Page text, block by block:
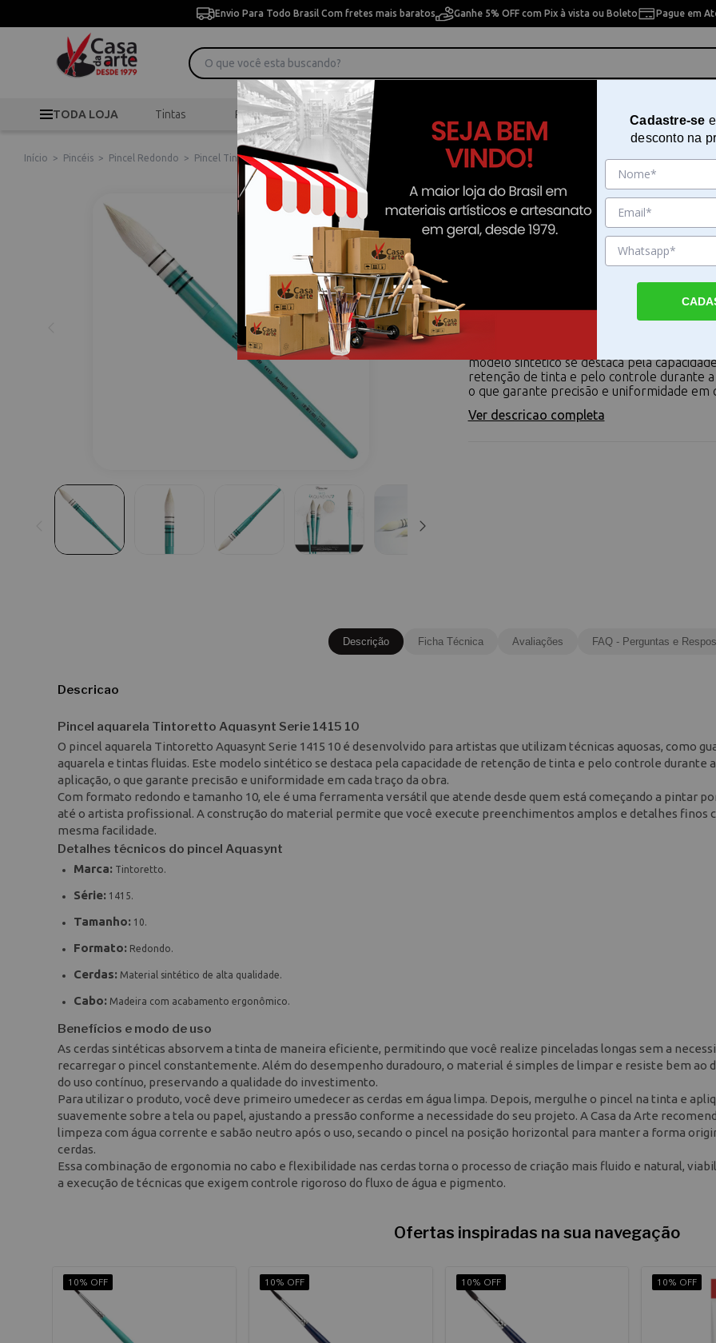
Envio Para Todo Brasil Com fretes mais baratos Ganhe 5% OFF com Pix à vista ou Boleto Pague em
TODA LOJA Tintas Pincéis Desenho Pintura
Início > Pincéis > Pincel Redondo > Pincel Tintoretto Aquasynt Serie 1415 10
Pincel Tintoretto Aquasynt Serie
Pincel aquarela Tintoretto Aquasynt Serie
pincel aquarela Tintoretto Aquasynt Serie
modelo sintético se destaca pela
retenção de tinta e pelo controle durante a
o que garante precisão e uniformidade em
Ver descricao completa
Descrição Ficha Técnica Avaliações FAQ - Perguntas e
Descricao
Pincel aquarela Tintoretto Aquasynt Serie 1415 10
O pincel aquarela Tintoretto Aquasynt Serie 1415 10 é desenvolvido para artistas que utilizam técnicas aquosas, como
aquarela e tintas fluidas. Este modelo sintético se destaca pela capacidade de retenção de tinta e pelo controle durante a
aplicação, o que garante precisão e uniformidade em cada traço da obra.
Com formato redondo e tamanho 10, ele é uma ferramenta versátil que atende desde quem está começando a pintar
até o artista profissional. A construção do material permite que você execute preenchimentos amplos e detalhes finos
mesma facilidade.
Detalhes técnicos do pincel Aquasynt
Marca: Tintoretto.
Série: 1415.
Tamanho: 10.
Formato: Redondo.
Cerdas: Material sintético de alta qualidade.
Cabo: Madeira com acabamento ergonômico.
Benefícios e modo de uso
As cerdas sintéticas absorvem a tinta de maneira eficiente, permitindo que você realize pinceladas longas sem a
recarregar o pincel constantemente. Além do desempenho duradouro, o material é simples de limpar e resiste bem ao
do uso contínuo, preservando a qualidade do investimento.
Para utilizar o produto, você deve primeiro umedecer as cerdas em água limpa. Depois, mergulhe o pincel na tinta e
suavemente sobre a tela ou papel, ajustando a pressão conforme a necessidade do seu projeto. A Casa da Arte
limpeza com água corrente e sabão neutro após o uso, secando o pincel na posição horizontal para manter a forma
cerdas.
Essa combinação de ergonomia no cabo e flexibilidade nas cerdas torna o processo de criação mais fluido e natural,
a execução de técnicas que exigem controle rigoroso do fluxo de água e pigmento.
Ofertas inspiradas na sua navegação
10% OFF 10% OFF 10% OFF 10% OFF
Cadastre-se
desconto na